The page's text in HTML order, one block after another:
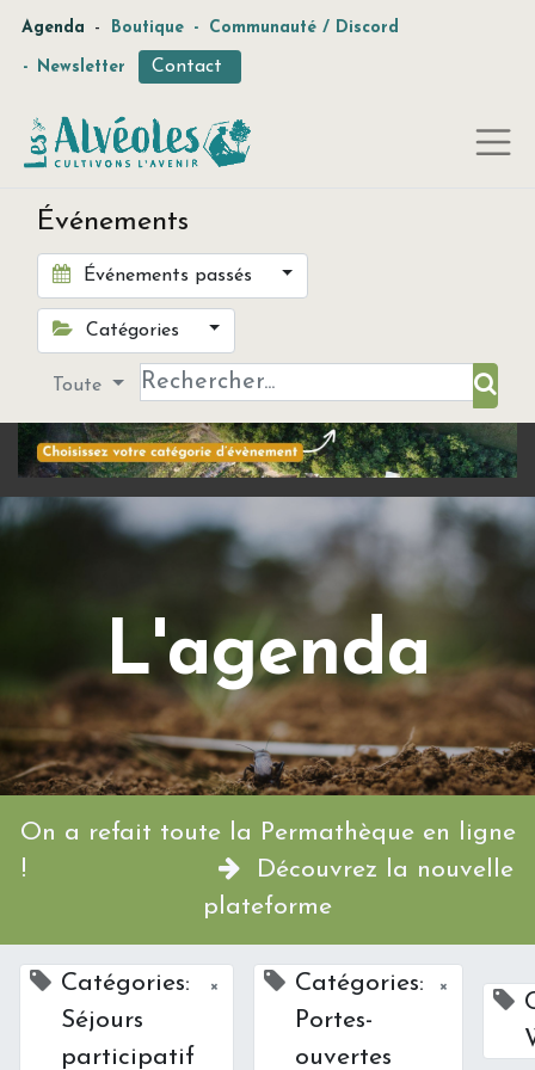
Agenda - Boutique - Communauté / Discord
- Newsletter Contact
Événements
Événements passés
Catégories
Toute
L'agenda
On a refait toute la Permathèque en ligne
!
Découvrez la nouvelle
plateforme
Catégories:
Séjours
participatif
×
Catégories:
Portes-
ouvertes
×